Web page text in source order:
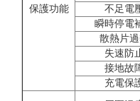
保護功能
不足電
瞬時停電
散熱片
失速防
接地故
充電保